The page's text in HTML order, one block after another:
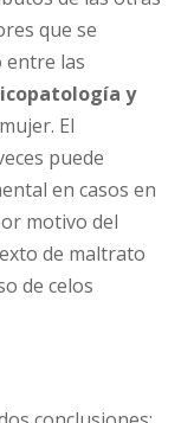
que se
entre las
y
El
puede
en casos en
motivo del
de maltrato
de celos